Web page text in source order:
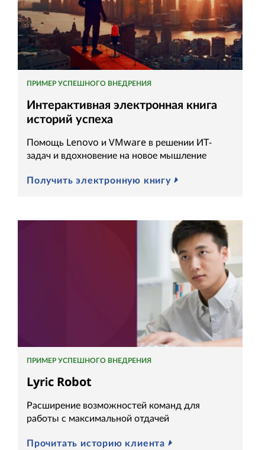
ПРИМЕР УСПЕШНОГО ВНЕДРЕНИЯ
Интерактивная электронная книга
историй успеха
Помощь Lenovo и VMware в решении ИТ-
задач и вдохновение на новое мышление
Получить электронную книгу
ПРИМЕР УСПЕШНОГО ВНЕДРЕНИЯ
Lyric Robot
Расширение возможностей команд для
работы с максимальной отдачей
Прочитать историю клиента